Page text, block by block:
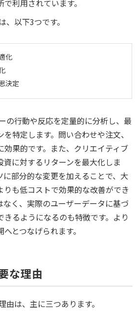
利用されています。
、以下3つです。
化
決定
の行動や反応を定量的に分析し、最
特定します。問い合わせや注文、
効果的です。また、クリエイティブ
資に対するリターンを最大化しま
に部分的な変更を加えることで、大
りも低コストで効果的な改善ができ
なく、実際のユーザーデータに基づ
きるようになるのも特徴です。より
とつなげられます。
な理由
由は、主に三つあります。